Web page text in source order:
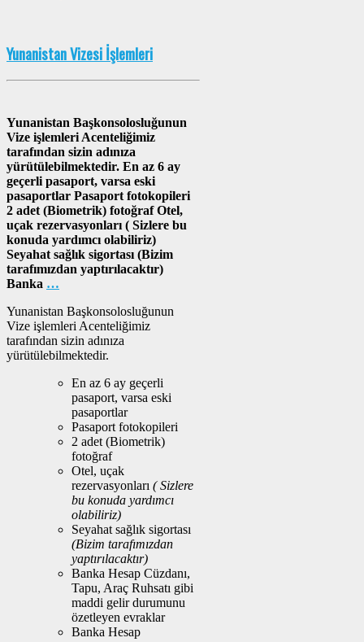
Yunanistan Vizesi İşlemleri
Yunanistan Başkonsolosluğunun
Vize işlemleri Acenteliğimiz
tarafından sizin adınıza
yürütülebilmektedir. En az 6 ay
geçerli pasaport, varsa eski
pasaportlar Pasaport fotokopileri
2 adet (Biometrik) fotoğraf Otel,
uçak rezervasyonları ( Sizlere bu
konuda yardımcı olabiliriz)
Seyahat sağlık sigortası (Bizim
tarafımızdan yaptırılacaktır)
Banka …
Yunanistan Başkonsolosluğunun
Vize işlemleri Acenteliğimiz
tarafından sizin adınıza
yürütülebilmektedir.
En az 6 ay geçerli
pasaport, varsa eski
pasaportlar
Pasaport fotokopileri
2 adet (Biometrik)
fotoğraf
Otel, uçak
rezervasyonları ( Sizlere
bu konuda yardımcı
olabiliriz)
Seyahat sağlık sigortası
(Bizim tarafımızdan
yaptırılacaktır)
Banka Hesap Cüzdanı,
Tapu, Araç Ruhsatı gibi
maddi gelir durumunu
özetleyen evraklar
Banka Hesap